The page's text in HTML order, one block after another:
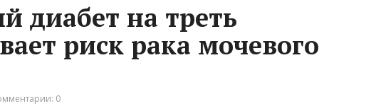
диабет на треть
риск рака мочевого
0